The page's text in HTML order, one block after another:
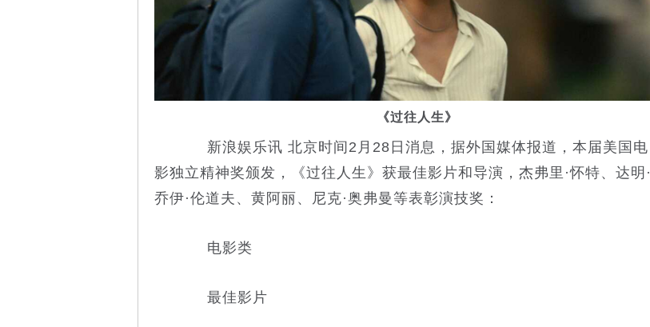
《过往人生》
新浪娱乐讯 北京时间2月28日消息，据外国媒体报道，本届美国电
影独立精神奖颁发，《过往人生》获最佳影片和导演，杰弗里·怀特、达明·
乔伊·伦道夫、黄阿丽、尼克·奥弗曼等表彰演技奖：
电影类
最佳影片